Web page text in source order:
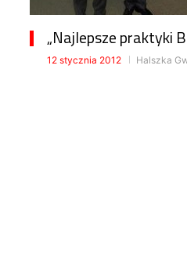
„Najlepsze praktyki
12 stycznia 2012 Halszka